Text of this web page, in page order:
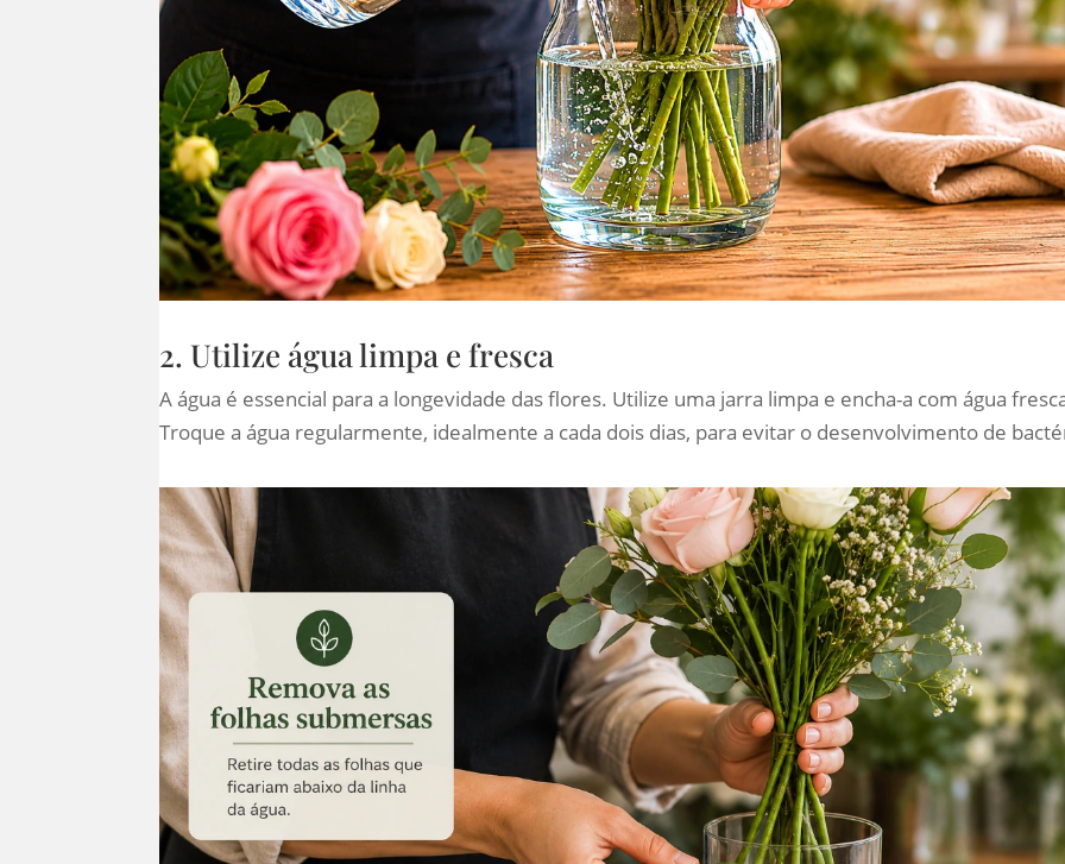
2. Utilize água limpa e fresca
A água é essencial para a longevidade das flores. Utilize uma jarra limpa e encha-a com água
Troque a água regularmente, idealmente a cada dois dias, para evitar o desenvolvimento de